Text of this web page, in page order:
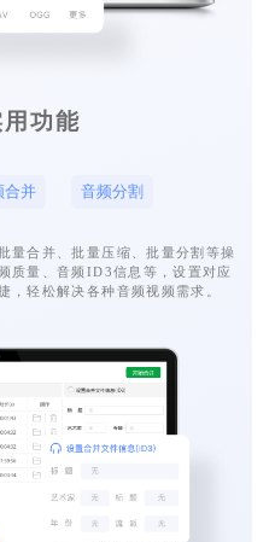
功能
合并 音频分割
量合并、批量压缩、批量分割等操
质量、音频ID3信息等，设置对应
，轻松解决各种音频视频需求。